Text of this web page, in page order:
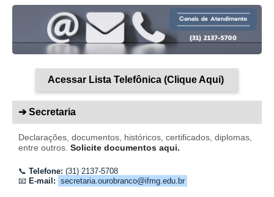
Acessar Lista Telefônica (Clique Aqui)
➔ Secretaria
Declarações, documentos, históricos, certificados, diplomas,
entre outros. Solicite documentos aqui.
📞 Telefone: (31) 2137-5708
📧 E-mail: secretaria.ourobranco@ifmg.edu.br